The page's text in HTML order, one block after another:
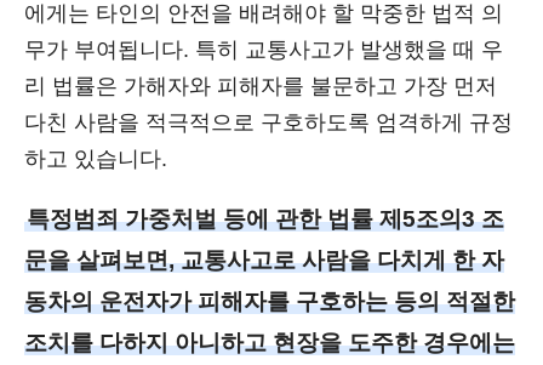
에게는 타인의 안전을 배려해야 할 막중한 법적 의
무가 부여됩니다. 특히 교통사고가 발생했을 때 우
리 법률은 가해자와 피해자를 불문하고 가장 먼저
다친 사람을 적극적으로 구호하도록 엄격하게 규정
하고 있습니다.
특정범죄 가중처벌 등에 관한 법률 제5조의3 조
문을 살펴보면, 교통사고로 사람을 다치게 한 자
동차의 운전자가 피해자를 구호하는 등의 적절한
조치를 다하지 아니하고 현장을 도주한 경우에는